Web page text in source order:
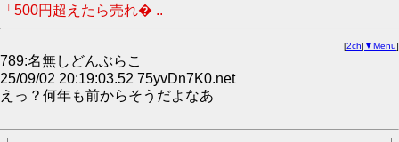
「500円超えたら売れ� ..
[2ch| ▼Menu]
789:名無しどんぶらこ
25/09/02 20:19:03.52 75yvDn7K0.net
えっ？何年も前からそうだよなあ